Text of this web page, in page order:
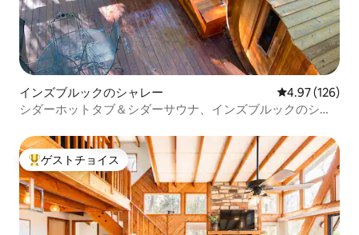
インズブルックのシャレー レビュー126
4.97 (126)
シダーホットタブ＆シダーサウナ、インズブルックのシャ
大好評のゲストチョイスです。
ゲストチョイス